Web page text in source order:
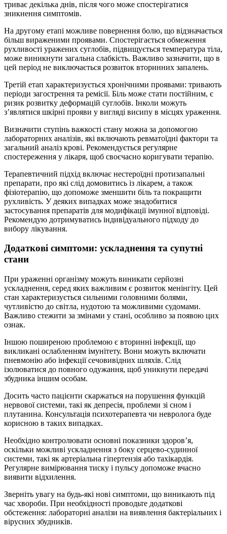
триває декілька днів, після чого може спостерігатися
зникнення симптомів.
На другому етапі можливе повернення болю, що відзначається
більш вираженими проявами. Спостерігається обмеження
рухливості уражених суглобів, підвищується температура тіла,
може виникнути загальна слабкість. Важливо зазначити, що в
цей період не виключається розвиток вторинних запалень.
Третій етап характеризується хронічними проявами: тривають
періоди загострення та ремісії. Біль може стати постійним, є
ризик розвитку деформацій суглобів. Інколи можуть
з’являтися шкірні прояви у вигляді висипу в місцях ураження.
Визначити ступінь важкості стану можна за допомогою
лабораторних аналізів, які включають ревматоїдні фактори та
загальний аналіз крові. Рекомендується регулярне
спостереження у лікаря, щоб своєчасно коригувати терапію.
Терапевтичний підхід включає нестероїдні протизапальні
препарати, про які слід домовитись із лікарем, а також
фізіотерапію, що допоможе зменшити біль та покращити
рухливість. У деяких випадках може знадобитися
застосування препаратів для модифікації імунної відповіді.
Рекомендую дотримуватись індивідуального підходу до
вибору лікування.
Додаткові симптоми: ускладнення та супутні
стани
При ураженні організму можуть виникати серйозні
ускладнення, серед яких важливим є розвиток менінгіту. Цей
стан характеризується сильними головними болями,
чутливістю до світла, нудотою та можливими судомами.
Важливо стежити за змінами у стані, особливо за появою цих
ознак.
Іншою поширеною проблемою є вторинні інфекції, що
викликані ослабленням імунітету. Вони можуть включати
пневмонію або інфекції сечовивідних шляхів. Слід
ізолюватися до повного одужання, щоб уникнути передачі
збудника іншим особам.
Досить часто пацієнти скаржаться на порушення функцій
нервової системи, такі як депресія, проблеми зі сном і
плутанина. Консультація психотерапевта чи невролога буде
корисною в таких випадках.
Необхідно контролювати основні показники здоров’я,
оскільки можливі ускладнення з боку серцево-судинної
системи, такі як артеріальна гіпертензія або тахікардія.
Регулярне вимірювання тиску і пульсу допоможе вчасно
виявити відхилення.
Зверніть увагу на будь-які нові симптоми, що виникають під
час хвороби. При необхідності проводьте додаткові
обстеження: лабораторні аналізи на виявлення бактеріальних і
вірусних збудників.